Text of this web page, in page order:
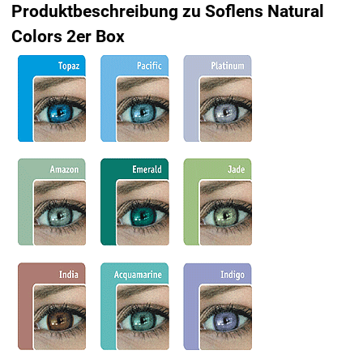
Produktbeschreibung zu Soflens Natural
Colors 2er Box